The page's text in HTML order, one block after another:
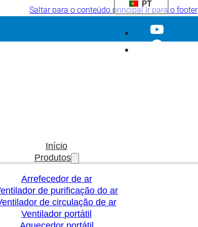
Saltar para o conteúdo principalIr para o footer
PT
Início
Produtos
Arrefecedor de ar
de purificação do ar
de circulação de ar
Ventilador portátil